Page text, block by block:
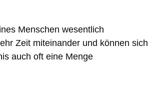
Menschen wesentlich
Zeit miteinander und können sich
auch oft eine Menge